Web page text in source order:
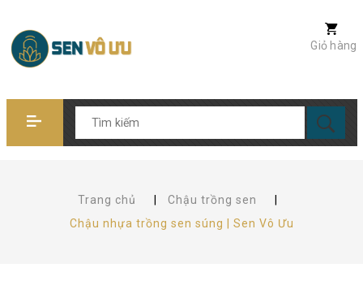
Giỏ hàng
Trang chủ Chậu trồng sen
Chậu nhựa trồng sen súng | Sen Vô Ưu